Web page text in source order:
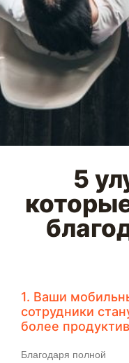
5
1. Ваши
сотрудники
более
Благодаря полной